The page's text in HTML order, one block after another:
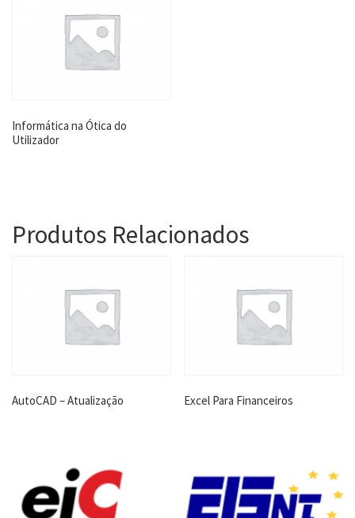
Informática na Ótica do
Utilizador
Produtos Relacionados
AutoCAD – Atualização Excel Para Financeiros